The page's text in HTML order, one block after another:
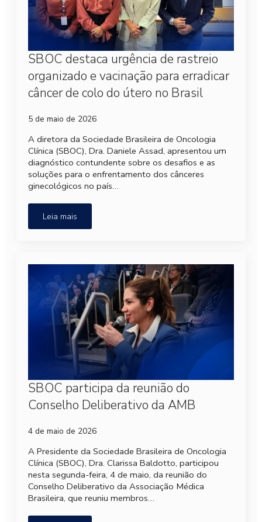
SBOC destaca urgência de rastreio
organizado e vacinação para erradicar
câncer de colo do útero no Brasil
5 de maio de 2026
A diretora da Sociedade Brasileira de Oncologia
Clínica (SBOC), Dra. Daniele Assad, apresentou um
diagnóstico contundente sobre os desafios e as
soluções para o enfrentamento dos cânceres
ginecológicos no país…
Leia mais
SBOC participa da reunião do
Conselho Deliberativo da AMB
4 de maio de 2026
A Presidente da Sociedade Brasileira de Oncologia
Clínica (SBOC), Dra. Clarissa Baldotto, participou
nesta segunda-feira, 4 de maio, da reunião do
Conselho Deliberativo da Associação Médica
Brasileira, que reuniu membros…